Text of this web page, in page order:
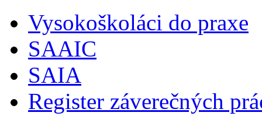
Vysokoškoláci do praxe
SAAIC
SAIA
Register záverečných